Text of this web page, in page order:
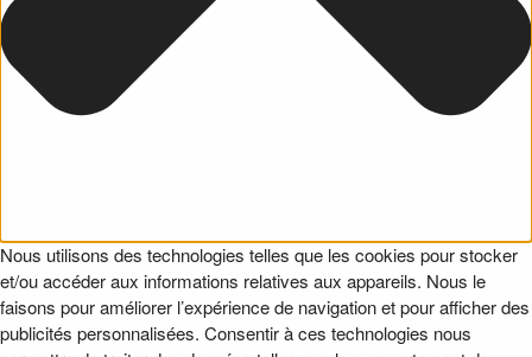
Nous utilisons des technologies telles que les cookies pour stocker
et/ou accéder aux informations relatives aux appareils. Nous le
faisons pour améliorer l’expérience de navigation et pour afficher des
publicités personnalisées. Consentir à ces technologies nous